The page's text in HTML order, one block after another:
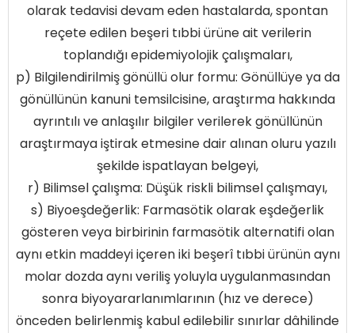
olarak tedavisi devam eden hastalarda, spontan
reçete edilen beşeri tıbbi ürüne ait verilerin
toplandığı epidemiyolojik çalışmaları,
p) Bilgilendirilmiş gönüllü olur formu: Gönüllüye ya da
gönüllünün kanuni temsilcisine, araştırma hakkında
ayrıntılı ve anlaşılır bilgiler verilerek gönüllünün
araştırmaya iştirak etmesine dair alınan oluru yazılı
şekilde ispatlayan belgeyi,
r) Bilimsel çalışma: Düşük riskli bilimsel çalışmayı,
s) Biyoeşdeğerlik: Farmasötik olarak eşdeğerlik
gösteren veya birbirinin farmasötik alternatifi olan
aynı etkin maddeyi içeren iki beşerî tıbbi ürünün aynı
molar dozda aynı veriliş yoluyla uygulanmasından
sonra biyoyararlanımlarının (hız ve derece)
önceden belirlenmiş kabul edilebilir sınırlar dâhilinde